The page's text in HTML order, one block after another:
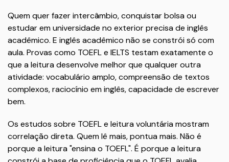
Quem quer fazer intercâmbio, conquistar bolsa ou
estudar em universidade no exterior precisa de inglês
acadêmico. E inglês acadêmico não se constrói só com
aula. Provas como TOEFL e IELTS testam exatamente o
que a leitura desenvolve melhor que qualquer outra
atividade: vocabulário amplo, compreensão de textos
complexos, raciocínio em inglês, capacidade de escrever
bem.
Os estudos sobre TOEFL e leitura voluntária mostram
correlação direta. Quem lê mais, pontua mais. Não é
porque a leitura "ensina o TOEFL". É porque a leitura